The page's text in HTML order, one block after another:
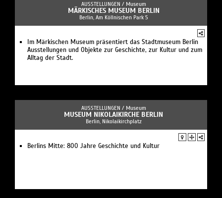
AUSSTELLUNGEN / Museum
MÄRKISCHES MUSEUM BERLIN
Berlin, Am Köllnischen Park 5
Im Märkischen Museum präsentiert das Stadtmuseum Berlin
Ausstellungen und Objekte zur Geschichte, zur Kultur und zum
Alltag der Stadt.
AUSSTELLUNGEN / Museum
MUSEUM NIKOLAIKIRCHE BERLIN
Berlin, Nikolaikirchplatz
Berlins Mitte: 800 Jahre Geschichte und Kultur